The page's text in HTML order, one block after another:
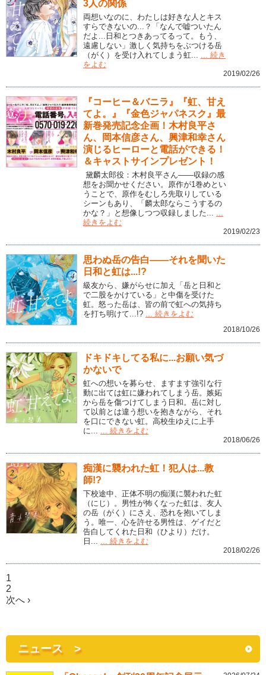
3人の関係
両想いなのに、わたしは好きな人とキス
すらできないの...？「なんで嘘ついたん
だよ...日和とつきあってるって。もう、
遠慮しない」激しく気持ちをぶつける岳
（がく）を受け入れてしまう虹... ... 続き
をよむ
2019/02/26
『コーヒー＆バニラ』『虹、甘え
てよ。』『金色ジャパネスク』最
新巻発売記念企画！木村良平さ
ん、岡本信彦さん、興津和幸さん
演じるヒーローと電話ができる！
＆キャストサインプレゼント！
黛麟太郎役：木村良平さん――収録の感
想をお聞かせください。原作が1巻めとい
うことで、原作をむしろ先取りしている
シーンもあり、「麟太郎ならこうするの
かな？」と想像しつつ収録しました... ...
続きをよむ
2019/02/23
思わぬ岳の告白――それを聞いた
日和と虹は...!?
級友から、嫌がらせに加え「岳と日和と
で二股をかけている」と中傷を受けた
虹。怒った岳は、皆の前で虹への気持ち
を打ち明けて...!? ... 続きをよむ
2018/10/26
ドキドキしてる私に...お願い気づ
かないで
虹への想いを募らせ、ますます強引な行
動に出ては虹に嫌われてしまう岳。嫉妬
から岳を傷つけてしまう日和。岳に対し
て以前とは違う想いを抱きながら、それ
を口にできない虹。高校生ゆえに上手
に... ... 続きをよむ
2018/06/26
痴漢に襲われた虹！犯人は...教
師!?
下校途中、正体不明の痴漢に襲われた虹
（にじ）。男性が怖くなった虹は、友人
の岳（がく）にさえ、恐れを抱いてしま
う。唯一、心を許せる男性は、ゲイだと
告白してくれた日和（ひより）だけ。
日... ... 続きをよむ
2018/02/26
1
2
次へ ›
ニュース >